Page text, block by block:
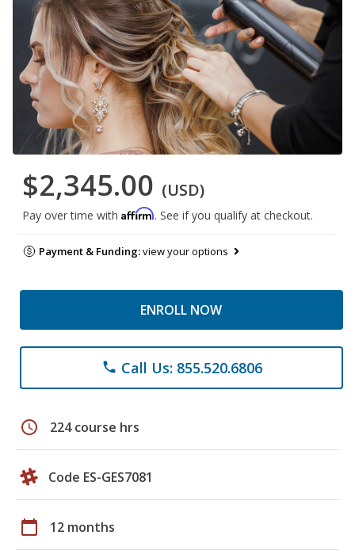
$2,345.00 (USD)
Pay over time with Affirm. See if you qualify at checkout.
Payment & Funding:view your options
ENROLL NOW
phone Call Us: 855.520.6806
schedule 224 course hrs
Code ES-GES7081
calendar_today 12 months